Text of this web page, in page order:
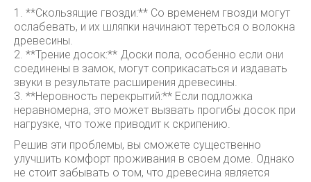
1. **Скользящие гвозди:** Со временем гвозди могут
ослабевать, и их шляпки начинают тереться о волокна
древесины.
2. **Трение досок:** Доски пола, особенно если они
соединены в замок, могут соприкасаться и издавать
звуки в результате расширения древесины.
3. **Неровность перекрытий:** Если подложка
неравномерна, это может вызвать прогибы досок при
нагрузке, что тоже приводит к скрипению.
Решив эти проблемы, вы сможете существенно
улучшить комфорт проживания в своем доме. Однако
не стоит забывать о том, что древесина является